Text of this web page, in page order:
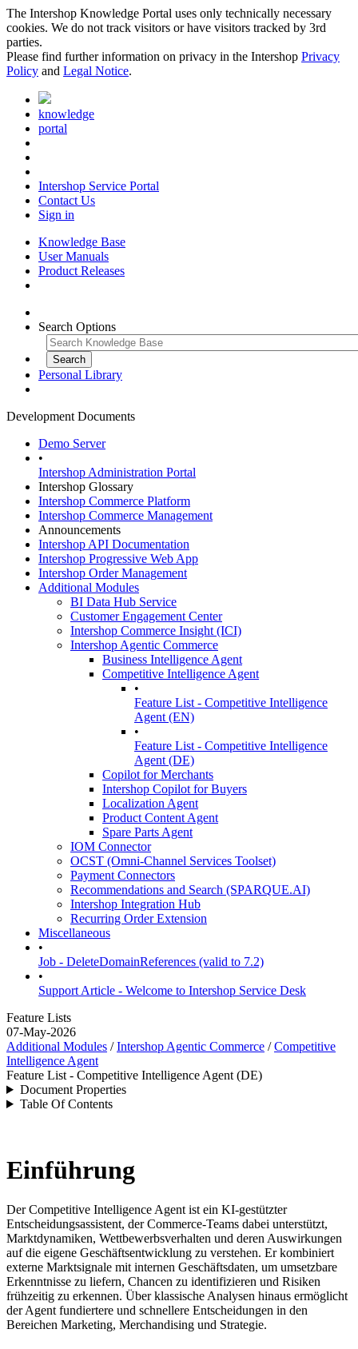
The Intershop Knowledge Portal uses only technically necessary
cookies. We do not track visitors or have visitors tracked by 3rd
parties.
Please find further information on privacy in the Intershop Privacy
Policy and Legal Notice.
knowledge
portal
Intershop Service Portal
Contact Us
Sign in
Knowledge Base
User Manuals
Product Releases
Search Options
Personal Library
Development Documents
Demo Server
•
Intershop Administration Portal
Intershop Glossary
Intershop Commerce Platform
Intershop Commerce Management
Announcements
Intershop API Documentation
Intershop Progressive Web App
Intershop Order Management
Additional Modules
BI Data Hub Service
Customer Engagement Center
Intershop Commerce Insight (ICI)
Intershop Agentic Commerce
Business Intelligence Agent
Competitive Intelligence Agent
•
Feature List - Competitive Intelligence
Agent (EN)
•
Feature List - Competitive Intelligence
Agent (DE)
Copilot for Merchants
Intershop Copilot for Buyers
Localization Agent
Product Content Agent
Spare Parts Agent
IOM Connector
OCST (Omni-Channel Services Toolset)
Payment Connectors
Recommendations and Search (SPARQUE.AI)
Intershop Integration Hub
Recurring Order Extension
Miscellaneous
•
Job - DeleteDomainReferences (valid to 7.2)
•
Support Article - Welcome to Intershop Service Desk
Feature Lists
07-May-2026
Additional Modules /Intershop Agentic Commerce /Competitive
Intelligence Agent
Feature List - Competitive Intelligence Agent (DE)
Document Properties
Table Of Contents
Einführung
Der Competitive Intelligence Agent ist ein KI-gestützter
Entscheidungsassistent, der Commerce-Teams dabei unterstützt,
Marktdynamiken, Wettbewerbsverhalten und deren Auswirkungen
auf die eigene Geschäftsentwicklung zu verstehen. Er kombiniert
externe Marktsignale mit internen Geschäftsdaten, um umsetzbare
Erkenntnisse zu liefern, Chancen zu identifizieren und Risiken
frühzeitig zu erkennen. Über klassische Analysen hinaus ermöglicht
der Agent fundiertere und schnellere Entscheidungen in den
Bereichen Marketing, Merchandising und Strategie.